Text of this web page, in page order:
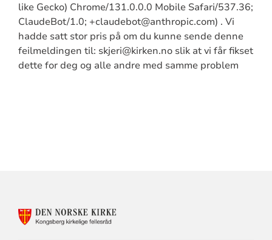
like Gecko) Chrome/131.0.0.0 Mobile Safari/537.36;
ClaudeBot/1.0; +claudebot@anthropic.com) . Vi
hadde satt stor pris på om du kunne sende denne
feilmeldingen til: skjeri@kirken.no slik at vi får fikset
dette for deg og alle andre med samme problem